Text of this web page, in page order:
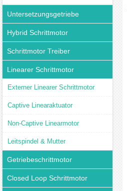
Untersetzungsgetriebe
Hybrid Schrittmotor
Schrittmotor Treiber
Linearer Schrittmotor
Externer Linearer Schrittmotor
Captive Linearaktuator
Non-Captive Linearmotor
Leitspindel & Mutter
Getriebeschrittmotor
Closed Loop Schrittmotor